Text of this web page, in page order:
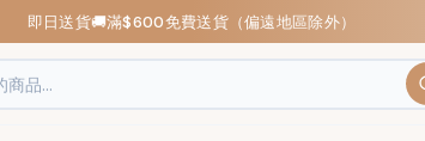
即日送貨🚚滿$600免費送貨（偏遠地區除外）